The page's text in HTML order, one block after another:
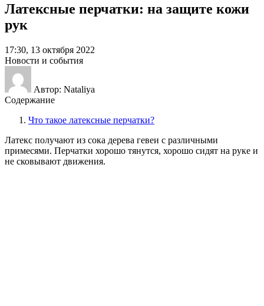
Латексные перчатки: на защите кожи
рук
17:30, 13 октября 2022
Новости и события
Автор: Nataliya
Содержание
Что такое латексные перчатки?
Латекс получают из сока дерева гевеи с различными
примесями. Перчатки хорошо тянутся, хорошо сидят на руке и
не сковывают движения.